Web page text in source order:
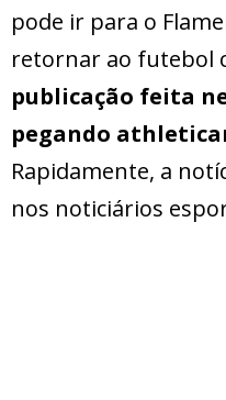
pode ir para o
retornar ao futebol
publicação feita
pegando
Rapidamente, a
nos noticiários